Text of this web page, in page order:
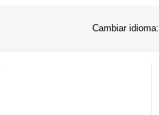
Cambiar idioma: